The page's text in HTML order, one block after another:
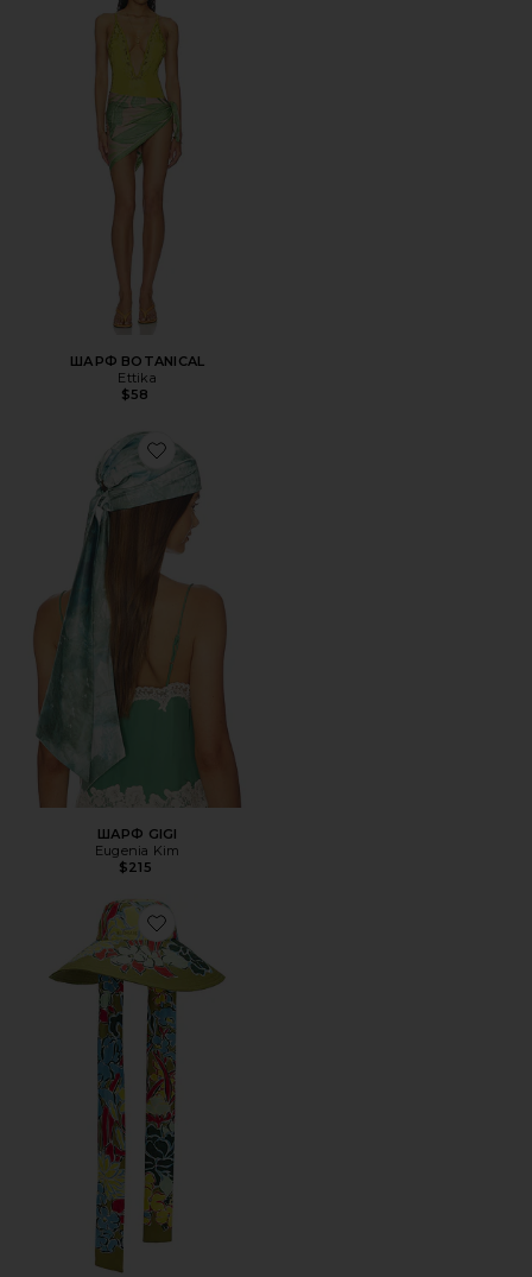
ШАРФ BOTANICAL
Ettika
$58
Favorite ШАРФ GIGI
ШАРФ GIGI
Eugenia Kim
$215
Favorite ШЛЯПА SOLSTICE